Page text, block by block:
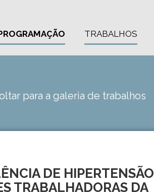
TRABALHOS
para a galeria de trabalhos
DE HIPERTENSÃO
TRABALHADORAS DA